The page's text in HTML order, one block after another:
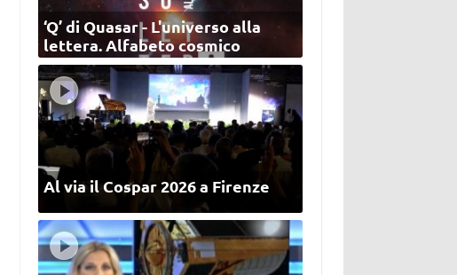
‘Q’ di Quasar - L'universo alla
lettera. Alfabeto cosmico
Al via il Cospar 2026 a Firenze